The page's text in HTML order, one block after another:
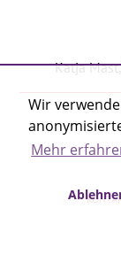
Wir
Mehr
Katja